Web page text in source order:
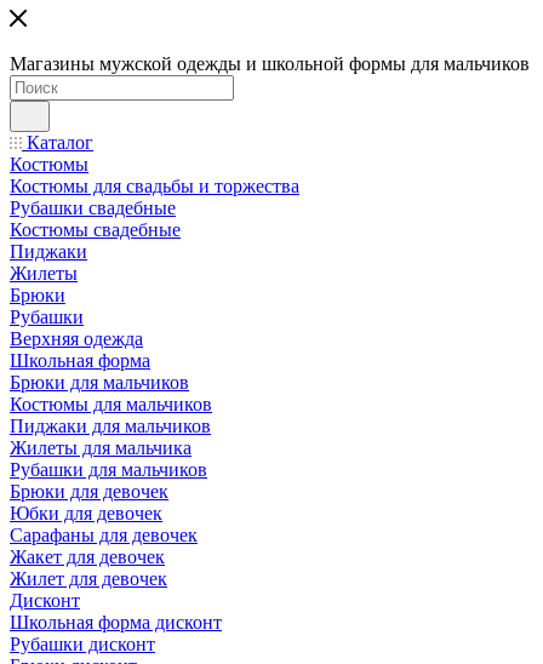
Магазины мужской одежды и школьной формы для мальчиков
Каталог
Костюмы
Костюмы для свадьбы и торжества
Рубашки свадебные
Костюмы свадебные
Пиджаки
Жилеты
Брюки
Рубашки
Верхняя одежда
Школьная форма
Брюки для мальчиков
Костюмы для мальчиков
Пиджаки для мальчиков
Жилеты для мальчика
Рубашки для мальчиков
Брюки для девочек
Юбки для девочек
Сарафаны для девочек
Жакет для девочек
Жилет для девочек
Дисконт
Школьная форма дисконт
Рубашки дисконт